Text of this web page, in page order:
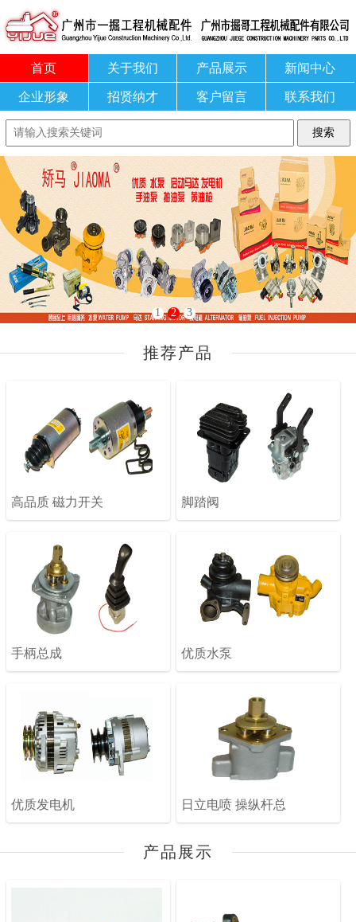
首页 关于我们 产品展示 新闻中心
企业形象 招贤纳才 客户留言 联系我们
1 2 3
推荐产品
高品质 磁力开关 脚踏阀
手柄总成 优质水泵
优质发电机 日立电喷 操纵杆总
产品展示